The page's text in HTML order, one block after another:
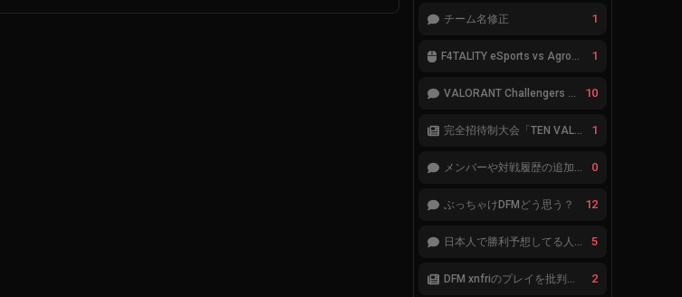
チーム名修正 1
F4TALITY eSports vs Agropesca Jacaré 1
VALORANT Challengers 2023: Japan Split 1 MAIN STAGE TIER表 10
完全招待制大会「TEN VALORANT Global Invitaional 2023」が韓国で開催 1
メンバーや対戦履歴の追加が必要です。 0
ぶっちゃけDFMどう思う？ 12
日本人で勝利予想してる人集合 5
DFM xnfriのプレイを批判したアナリストにFnatic Boasterが反応「DFMは仕組みの強化が必要なだけ」 2